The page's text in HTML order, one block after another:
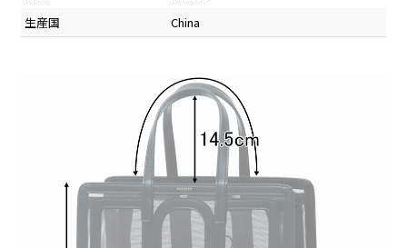
生産国
China